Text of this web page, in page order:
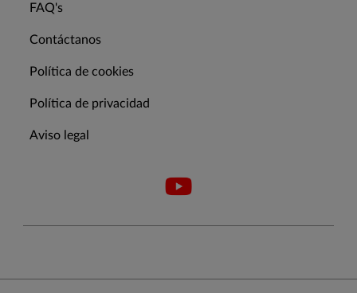
FAQ's
Contáctanos
Política de cookies
Política de privacidad
Aviso legal